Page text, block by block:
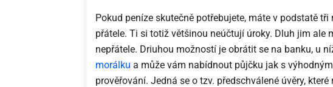
Pokud peníze skutečně potřebujete, máte v podstatě
přátele. Ti si totiž většinou neúčtují úroky. Dluh jim ale
nepřátele. Driuhou možností je obrátit se na banku, u
morálku a může vám nabídnout půjčku jak s
prověřování. Jedná se o tzv. předschválené úvěry,